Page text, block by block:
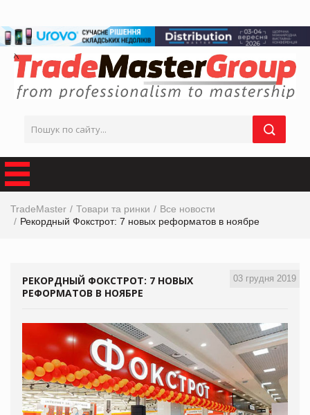
TradeMaster Товари та ринки
Все новости
Рекордный Фокстрот: 7 новых реформатов в ноябре
03 грудня 2019
РЕКОРДНЫЙ ФОКСТРОТ: 7 НОВЫХ
РЕФОРМАТОВ В НОЯБРЕ